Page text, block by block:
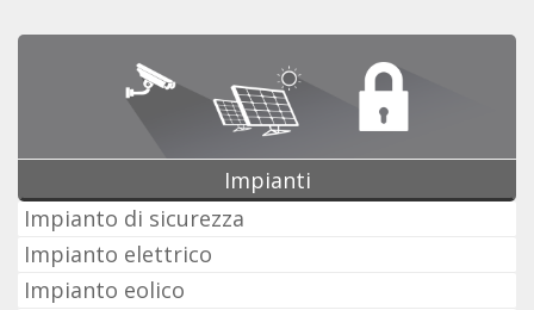
Impianti
Impianto di sicurezza
Impianto elettrico
Impianto eolico